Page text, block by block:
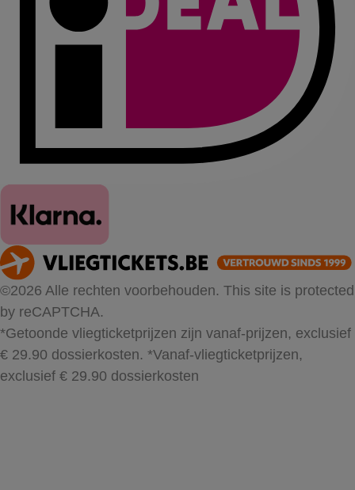
©2026 Alle rechten voorbehouden. This site is protected
by reCAPTCHA.
*Getoonde vliegticketprijzen zijn vanaf-prijzen, exclusief
€ 29.90 dossierkosten. *Vanaf-vliegticketprijzen,
exclusief € 29.90 dossierkosten